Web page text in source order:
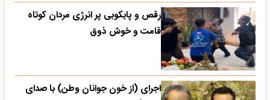
رقص و پایکوبی پر انرژی مردان کوتاه
قامت و خوش ذوق
اجرای (از خون جوانان وطن) با صدای